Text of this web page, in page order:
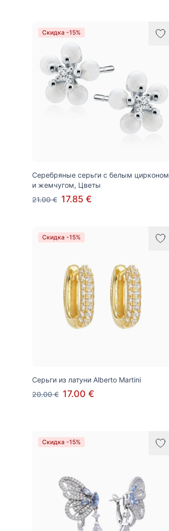
Скидка -15%
Серебряные серьги с белым цирконом
и жемчугом, Цветы
21.00 € 17.85 €
Скидка -15%
Серьги из латуни Alberto Martini
20.00 € 17.00 €
Скидка -15%